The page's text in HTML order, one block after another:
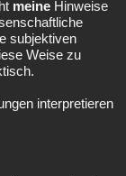
meine Hinweise
subjektiven
Weise zu
interpretieren